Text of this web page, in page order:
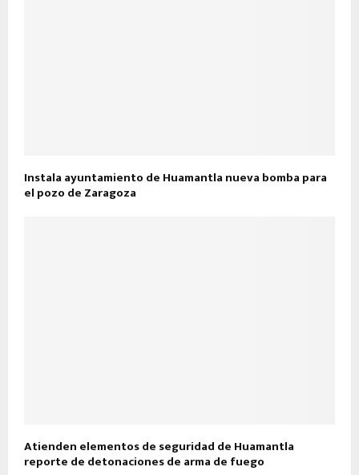
Instala ayuntamiento de Huamantla nueva bomba para
el pozo de Zaragoza
Atienden elementos de seguridad de Huamantla
reporte de detonaciones de arma de fuego